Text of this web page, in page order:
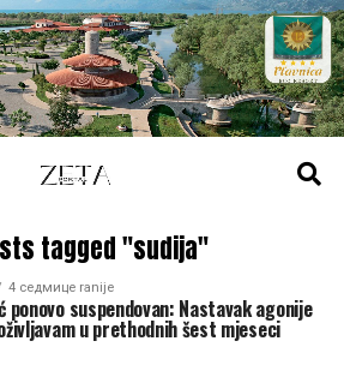
tagged "sudija"
4 седмице ranije
ponovo suspendovan: Nastavak agonije
u prethodnih šest mjeseci